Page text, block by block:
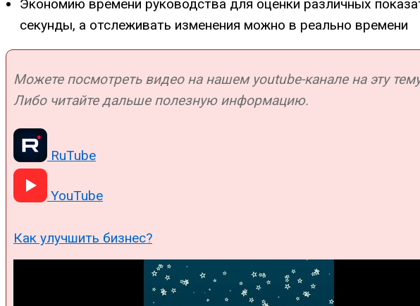
Экономию времени руководства для оценки различных
секунды, а отслеживать изменения можно в реально времени
Можете посмотреть видео на нашем youtube-канале на эту
Либо читайте дальше полезную информацию.
RuTube
YouTube
Как улучшить бизнес?